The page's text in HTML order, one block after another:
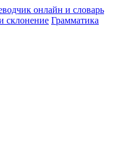
склонение Грамматика